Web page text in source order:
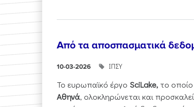
Από τα αποσπασματικά
10-03-2026 ΙΠΣΥ
Το ευρωπαϊκό έργο SciLake, το οποίο
Αθηνά, ολοκληρώνεται και